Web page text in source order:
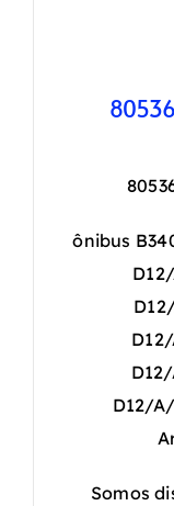
ônibus
D12/
Somos